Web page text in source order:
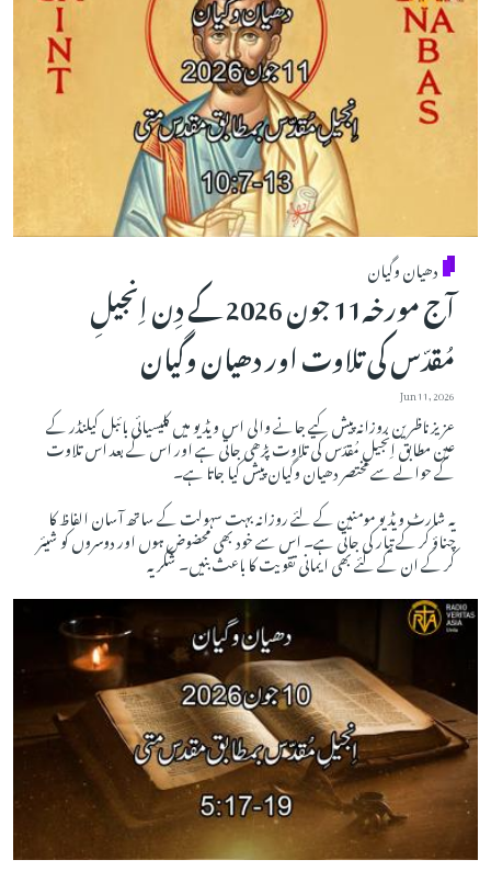
دھیان وگیان
آج مورخہ11 جون 2026 کے دِن اِنجیلِ
مُقدّس کی تلاوت اور دھیان وگیان
Jun 11, 2026
عزیز ناظرین روزانہ پیش کیے جانے والی اس ویڈیو میں کلیسیائی بائبل کیلنڈر کے
عین مطابق اِنجیلِ مُقدّس کی تلاوت پڑھی جاتی ہے اور اس کے بعد اس تلاوت
کے حوالے سے مختصر دھیان وگیان پیش کیا جاتا ہے۔
یہ شارٹ ویڈیو مومنین کے لئے روزانہ بہت سہولت کے ساتھ آسان الفاظ کا
چناؤ کر کے تیار کی جاتی ہے۔ اس سے خود بھی محضوض ہوں اور دوسروں کو شیئر
کر کے ان کے لئے بھی ایمانی تقویت کا باعث بنیں۔ شکریہ